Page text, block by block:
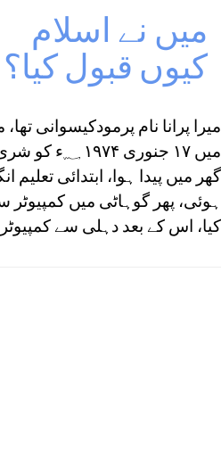
میں نے اسلام
کیوں قبول کیا؟
میرا پرانا نام پرمودکیسوانی
میں ۱۷
گھر میں پیدا ہوا، ابتدائی
ہوئی، پھر گوہاٹی میں
کیا، اس کے بعد دہلی سے